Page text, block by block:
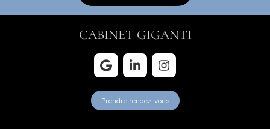
CABINET GIGANTI
Prendre rendez-vous